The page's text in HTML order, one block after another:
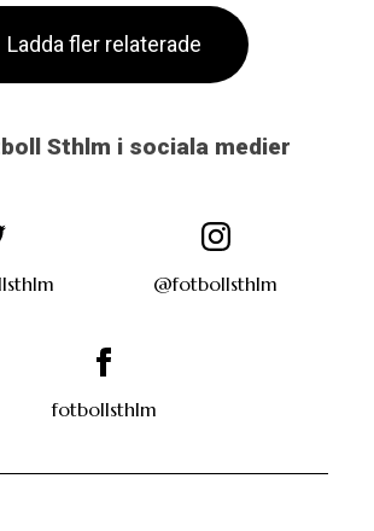
Ladda fler relaterade
Sthlm i sociala medier
@fotbollsthlm
fotbollsthlm